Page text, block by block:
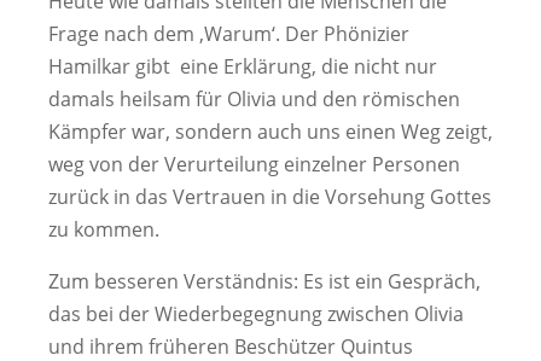
Frage nach dem ‚Warum‘. Der Phönizier
Hamilkar gibt eine Erklärung, die nicht nur
damals heilsam für Olivia und den römischen
Kämpfer war, sondern auch uns einen Weg zeigt,
weg von der Verurteilung einzelner Personen
zurück in das Vertrauen in die Vorsehung Gottes
zu kommen.
Zum besseren Verständnis: Es ist ein Gespräch,
das bei der Wiederbegegnung zwischen Olivia
und ihrem früheren Beschützer Quintus